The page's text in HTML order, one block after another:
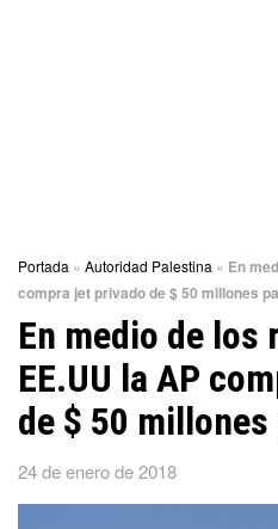
Portada » Autoridad Palestina » En
compra jet privado de $ 50 millones
En medio de los
EE.UU la AP
de $ 50
24 de enero de 2018